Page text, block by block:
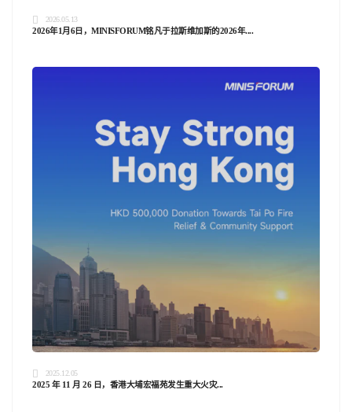
2026.05.13
2026年1月6日，MINISFORUM铭凡于拉斯维加斯的2026年....
2025.12.05
2025 年 11 月 26 日，香港大埔宏福苑发生重大火灾...